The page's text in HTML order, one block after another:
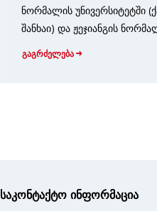
ნორმალის უნივერსიტეტში
შანხაი) და ჟეჯიანგის
გაგრძელება
საკონტაქტო ინფორმაცია